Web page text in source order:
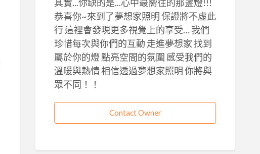
其實...你缺的是...心中最嚮往的那盞燈!!!
恭喜你~來到了夢想家照明 保證將不虛此
行 這裡會發現更多視覺上的享受… 我們
珍惜每次與你們的互動 走進夢想家 找到
屬於你的燈 點亮空間的氛圍 感受我們的
溫暖與熱情 相信透過夢想家照明 你將與
眾不同！！
Contact Owner